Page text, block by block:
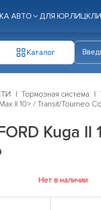
АВТО ДЛЯ ЮР.ЛИЦ
Каталог
Тормозная система
II 10> / Transit/Tourneo
Kuga II
Нет в наличии